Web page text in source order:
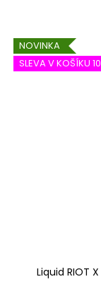
NOVINKA
SLEVA V KOŠÍKU
Liquid RIOT